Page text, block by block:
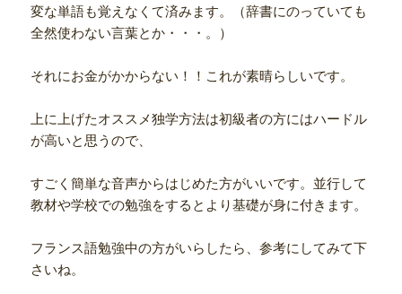
変な単語も覚えなくて済みます。（辞書にのっていても
全然使わない言葉とか・・・。）
それにお金がかからない！！これが素晴らしいです。
上に上げたオススメ独学方法は初級者の方にはハードル
が高いと思うので、
すごく簡単な音声からはじめた方がいいです。並行して
教材や学校での勉強をするとより基礎が身に付きます。
フランス語勉強中の方がいらしたら、参考にしてみて下
さいね。